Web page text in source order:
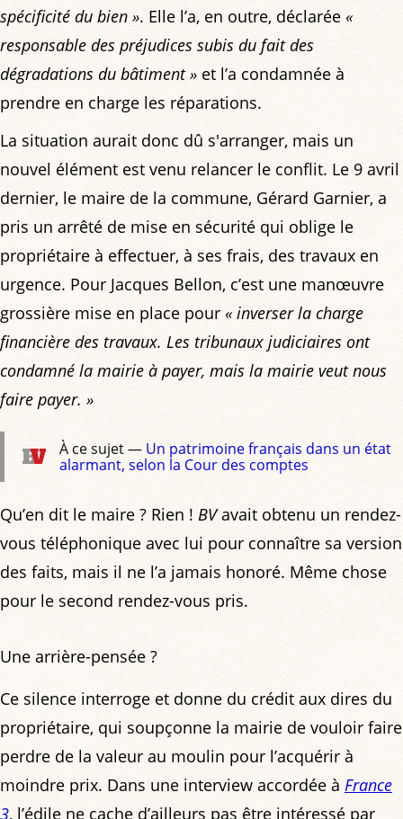
spécificité du bien ». Elle l’a, en outre, déclarée «
responsable des préjudices subis du fait des
dégradations du bâtiment » et l’a condamnée à
prendre en charge les réparations.
La situation aurait donc dû s'arranger, mais un
nouvel élément est venu relancer le conflit. Le 9 avril
dernier, le maire de la commune, Gérard Garnier, a
pris un arrêté de mise en sécurité qui oblige le
propriétaire à effectuer, à ses frais, des travaux en
urgence. Pour Jacques Bellon, c’est une manœuvre
grossière mise en place pour « inverser la charge
financière des travaux. Les tribunaux judiciaires ont
condamné la mairie à payer, mais la mairie veut nous
faire payer. »
À ce sujet — Un patrimoine français dans un état
alarmant, selon la Cour des comptes
Qu’en dit le maire ? Rien ! BVavait obtenu un rendez-
vous téléphonique avec lui pour connaître sa version
des faits, mais il ne l’a jamais honoré. Même chose
pour le second rendez-vous pris.
Une arrière-pensée ?
Ce silence interroge et donne du crédit aux dires du
propriétaire, qui soupçonne la mairie de vouloir faire
perdre de la valeur au moulin pour l’acquérir à
moindre prix. Dans une interview accordée à France
3, l’édile ne cache d’ailleurs pas être intéressé par